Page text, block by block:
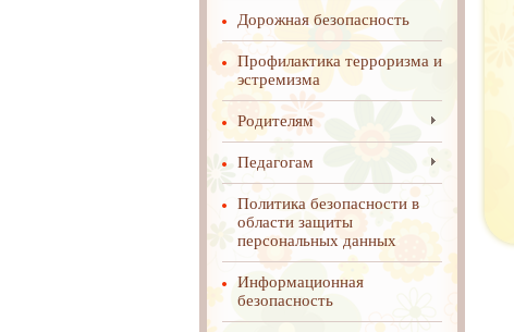
Дорожная безопасность
Профилактика терроризма и
эстремизма
Родителям
Педагогам
Политика безопасности в
области защиты
персональных данных
Информационная
безопасность